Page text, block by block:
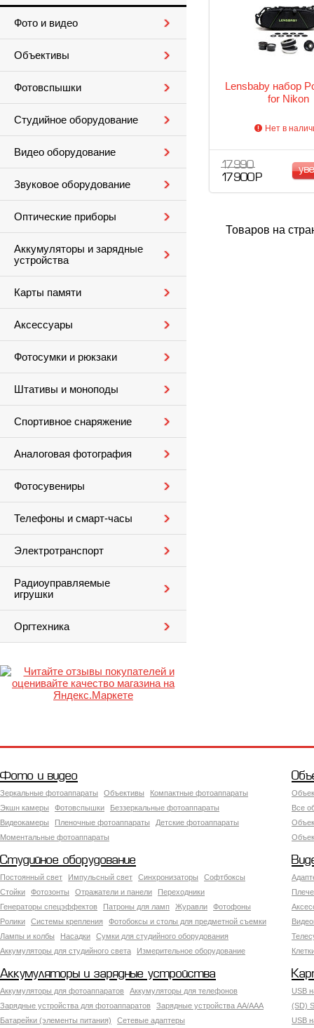
Фото и видео
Объективы
Фотовспышки
Студийное оборудование
Видео оборудование
Звуковое оборудование
Оптические приборы
Аккумуляторы и зарядные
устройства
Карты памяти
Аксессуары
Фотосумки и рюкзаки
Штативы и моноподы
Спортивное снаряжение
Аналоговая фотография
Фотосувениры
Телефоны и смарт-часы
Электротранспорт
Радиоуправляемые
игрушки
Оргтехника
Lensbaby набор
for Nikon
Нет в
17 990
17 900 Р
Товаров на
Фото и видео
Зеркальные фотоаппараты Объективы
Компактные фотоаппараты
Экшн камеры
Фотовспышки
Беззеркальные фотоаппараты
Видеокамеры
Пленочные фотоаппараты
Детские фотоаппараты
Моментальные фотоаппараты
Все
Студийное оборудование
Постоянный свет Импульсный свет Синхронизаторы
Софтбоксы
Стойки
Фотозонты Отражатели и панели
Переходники
Генераторы спецэффектов
Патроны для ламп Журавли
Фотофоны
Ролики
Системы крепления
Фотобоксы и столы для предметной съемки
Лампы и колбы
Насадки
Сумки для студийного оборудования
Аккумуляторы для студийного света
Измерительное оборудование
Аккумуляторы и зарядные устройства
Аккумуляторы для фотоаппаратов
Аккумуляторы для телефонов
Зарядные устройства для фотоаппаратов
Зарядные устройства AA/AAA
Батарейки (элементы питания)
Сетевые адаптеры
USB
(SD)
USB